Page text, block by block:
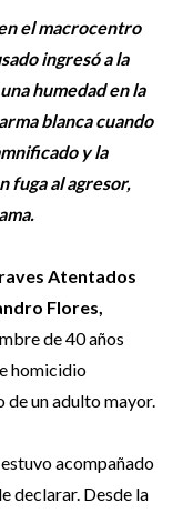
el macrocentro
ingresó a la
humedad en la
blanca cuando
y la
fuga al agresor,
Atentados
Flores,
de 40 años
homicidio
un adulto mayor.
acompañado
declarar. Desde la